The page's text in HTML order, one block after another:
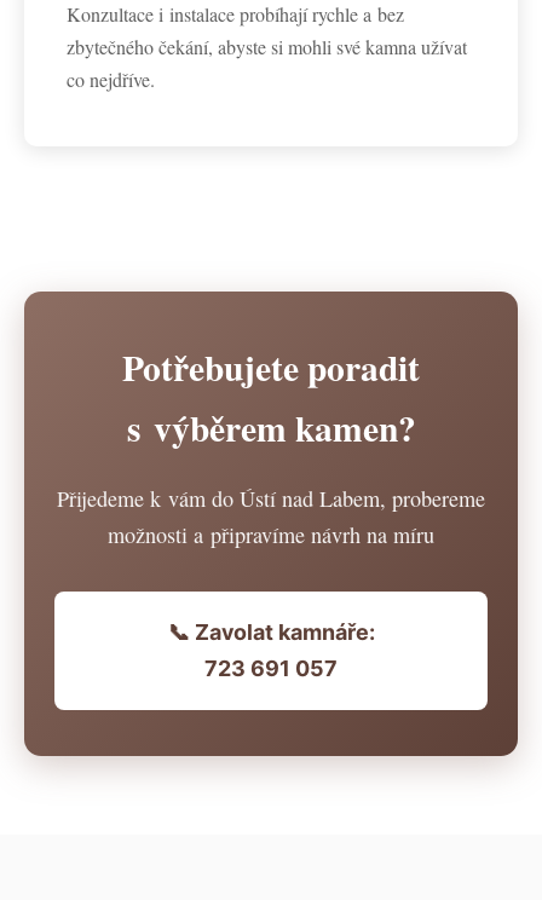
Konzultace i instalace probíhají rychle a bez
zbytečného čekání, abyste si mohli své kamna užívat
co nejdříve.
Potřebujete poradit
s výběrem kamen?
Přijedeme k vám do Ústí nad Labem, probereme
možnosti a připravíme návrh na míru
📞 Zavolat kamnáře:
723 691 057